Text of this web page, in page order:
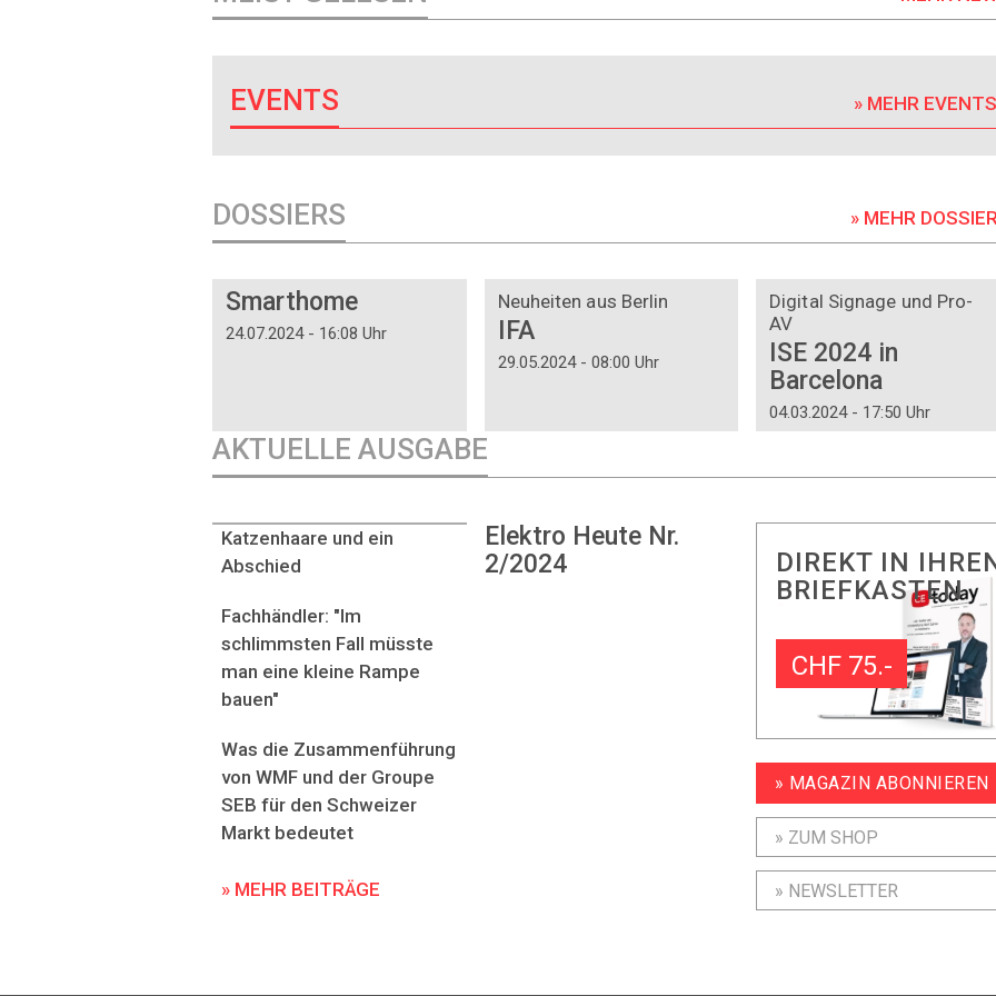
EVENTS » MEHR
DOSSIERS » MEHR
Smarthome
24.07.2024 - 16:08 Uhr
Neuheiten aus Berlin
IFA
29.05.2024 - 08:00 Uhr
Digital Signage und Pro-
AV
ISE 2024 in
Barcelona
04.03.2024 - 17:50 Uhr
AKTUELLE AUSGABE
Elektro Heute Nr.
2/2024
Katzenhaare und ein
Abschied
Fachhändler: "Im
schlimmsten Fall müsste
man eine kleine Rampe
bauen"
Was die Zusammenführung
von WMF und der Groupe
SEB für den Schweizer
Markt bedeutet
» MEHR BEITRÄGE
DIREKT IN
BRIEFKASTEN
CHF 75.-
» MAGAZIN ABONNIEREN
» ZUM SHOP
» NEWSLETTER